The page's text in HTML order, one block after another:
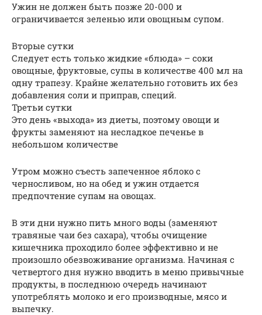
Ужин не должен быть позже 20-000 и
ограничивается зеленью или овощным супом.
Вторые сутки
Следует есть только жидкие «блюда» – соки
овощные, фруктовые, супы в количестве 400 мл на
одну трапезу. Крайне желательно готовить их без
добавления соли и приправ, специй.
Третьи сутки
Это день «выхода» из диеты, поэтому овощи и
фрукты заменяют на несладкое печенье в
небольшом количестве
Утром можно съесть запеченное яблоко с
черносливом, но на обед и ужин отдается
предпочтение супам на овощах.
В эти дни нужно пить много воды (заменяют
травяные чаи без сахара), чтобы очищение
кишечника проходило более эффективно и не
произошло обезвоживание организма. Начиная с
четвертого дня нужно вводить в меню привычные
продукты, в последнюю очередь начинают
употреблять молоко и его производные, мясо и
выпечку.